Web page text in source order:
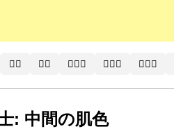
👨‍⚕️ 👨‍⚕ 👨🏻‍⚕️ 👨🏻‍⚕ 👨🏼‍⚕️
: 中間の肌色